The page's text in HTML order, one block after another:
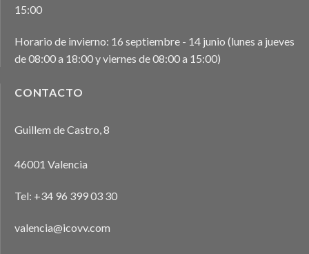
15:00
Horario de invierno: 16 septiembre - 14 junio (lunes a jueves
de 08:00 a 18:00 y viernes de 08:00 a 15:00)
CONTACTO
Guillem de Castro, 8
46001 Valencia
Tel: +34 96 399 03 30
valencia@icovv.com